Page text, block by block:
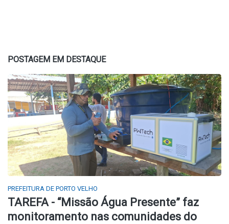
POSTAGEM EM DESTAQUE
PREFEITURA DE PORTO VELHO
TAREFA - “Missão Água Presente” faz
monitoramento nas comunidades do